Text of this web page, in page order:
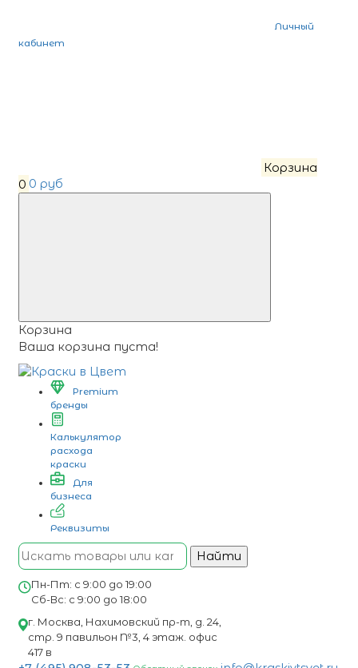
Личный
кабинет
Корзина
0 0 руб
Корзина
Ваша корзина пуста!
Premium
бренды
Калькулятор
расхода
краски
Для
бизнеса
Реквизиты
Найти
Пн-Пт: с 9:00 до 19:00
Сб-Вс: с 9:00 до 18:00
г. Москва, Нахимовский пр-т, д. 24,
стр. 9 павильон №3, 4 этаж. офис
417 в